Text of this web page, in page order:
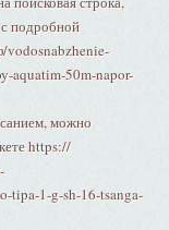
подробной
vodosnabzhenie-
aquatim-50m-napor-
можно
https://
tipa-1-g-sh-16-tsanga-